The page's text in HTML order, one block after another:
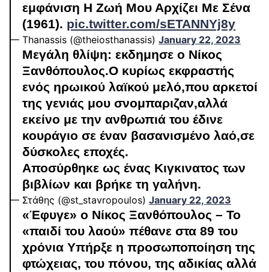
εμφάνιση Η Ζωή Μου Αρχίζει Με Σένα
(1961). pic.twitter.com/sETANNYj8y
— Thanassis (@theiosthanassis) January 22, 2023
Μεγάλη θλίψη: εκδημησε ο Νίκος
Ξανθόπουλος.Ο κυρίως εκφραστής
ενός ηρωικού λαϊκού μελό,που αρκετοί
της γενιάς μου σνομπαριζαν,αλλά
εκείνο με την ανθρωπιά του έδινε
κουράγιο σε έναν βασανισμένο λαό,σε
δύσκολες εποχές.
Αποσύρθηκε ως ένας Κιγκινατος των
βιβλίων και βρήκε τη γαλήνη.
— Στάθης (@st_stavropoulos) January 22, 2023
«Έφυγε» ο Νίκος Ξανθόπουλος – Το
«παιδί του λαού» πέθανε στα 89 του
χρόνια Υπήρξε η προσωποποίηση της
φτώχειας, του πόνου, της αδικίας αλλά